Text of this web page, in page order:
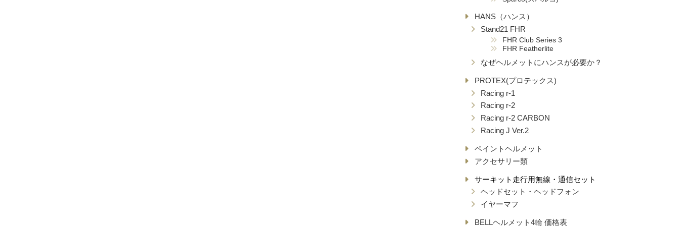
HANS（ハンス）
Stand21 FHR
FHR Club Series 3
FHR Featherlite
なぜヘルメットにハンスが必要か？
PROTEX(プロテックス)
Racing r-1
Racing r-2
Racing r-2 CARBON
Racing J Ver.2
ペイントヘルメット
アクセサリー類
サーキット走行用無線・通信セット
ヘッドセット・ヘッドフォン
イヤーマフ
BELLヘルメット4輪 価格表